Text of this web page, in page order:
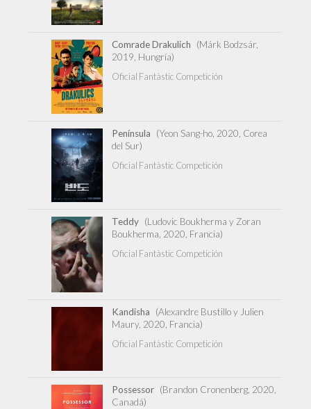
Comrade Drakulich
(Márk Bodzsár,
2019, Hungría)
Oficial Fantàstic Competición
Península
(Yeon Sang-ho, 2020, Corea
del Sur)
Oficial Fantàstic Competición
Teddy (Ludovic Boukherma y Zoran
Boukherma, 2020, Francia)
Oficial Fantàstic Competición
Kandisha
(Alexandre Bustillo y Julien
Maury, 2020, Francia)
Oficial Fantàstic Competición
Possessor (Brandon Cronenberg, 2020,
Canadá)